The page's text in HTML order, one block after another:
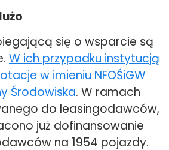
się o wsparcie są
W ich przypadku instytucją
w imieniu NFOŚiGW
Środowiska. W ramach
do leasingodawców,
już dofinansowanie
na 1954 pojazdy.